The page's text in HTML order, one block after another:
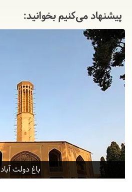
پیشنهاد می‌کنیم بخوانید:
باغ دولت آباد